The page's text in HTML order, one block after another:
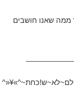
ממה שאנו חושבים